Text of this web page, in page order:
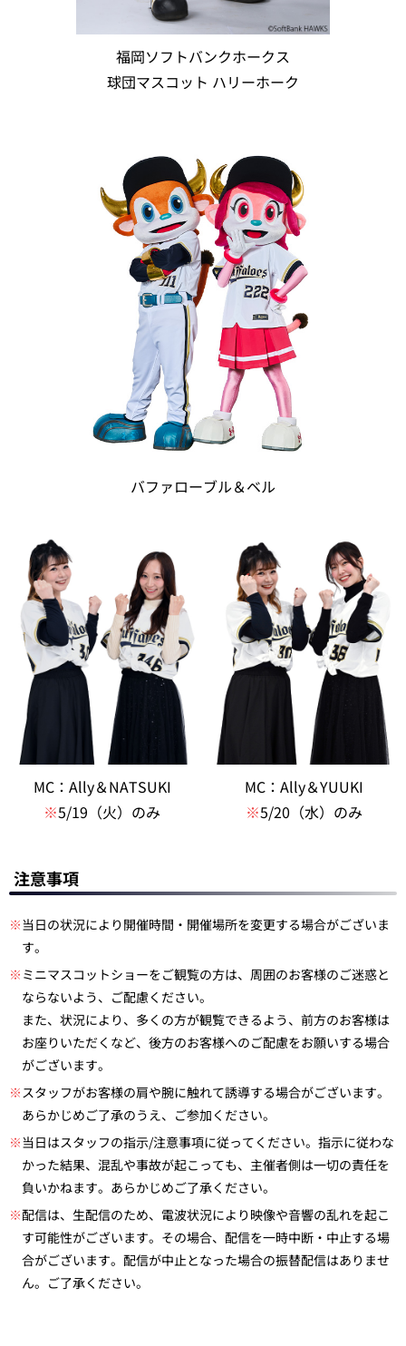
福岡ソフトバンクホークス
球団マスコット ハリーホーク
バファローブル＆ベル
MC：Ally＆NATSUKI
※5/19（火）のみ
MC：Ally＆YUUKI
※5/20（水）のみ
注意事項
※当日の状況により開催時間・開催場所を変更する場合がございま
す。
※ ミニマスコットショーをご観覧の方は、周囲のお客様のご迷惑と
ならないよう、ご配慮ください。
また、状況により、多くの方が観覧できるよう、前方のお客様は
お座りいただくなど、後方のお客様へのご配慮をお願いする場合
がございます。
※スタッフがお客様の肩や腕に触れて誘導する場合がございます。
あらかじめご了承のうえ、ご参加ください。
※当日はスタッフの指示/注意事項に従ってください。指示に従わな
かった結果、混乱や事故が起こっても、主催者側は一切の責任を
負いかねます。あらかじめご了承ください。
※配信は、生配信のため、電波状況により映像や音響の乱れを起こ
す可能性がございます。その場合、配信を一時中断・中止する場
合がございます。配信が中止となった場合の振替配信はありませ
ん。ご了承ください。